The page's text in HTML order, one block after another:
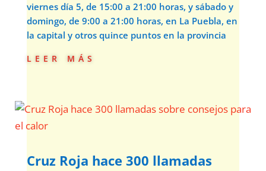
viernes día 5, de 15:00 a 21:00 horas, y sábado y
domingo, de 9:00 a 21:00 horas, en La Puebla, en
la capital y otros quince puntos en la provincia
leer más
Cruz Roja hace 300 llamadas